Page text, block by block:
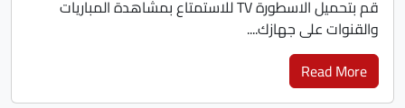
قم بتحميل الاسطورة TV للاستمتاع بمشاهدة المباريات
والقنوات على جهازك....
Read More